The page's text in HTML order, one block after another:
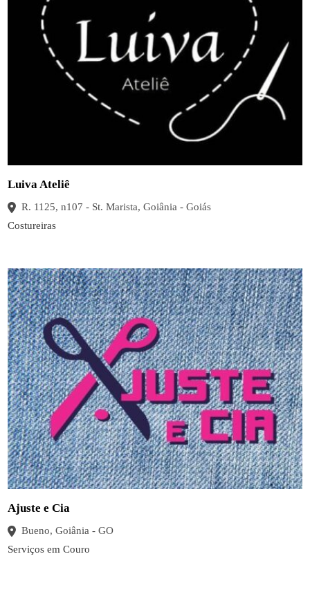
Luiva Ateliê
R. 1125, n107 - St. Marista, Goiânia - Goiás
Costureiras
Ajuste e Cia
Bueno, Goiânia - GO
Serviços em Couro